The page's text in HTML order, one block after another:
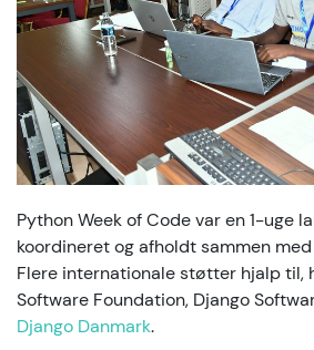
Python Week of Code var en 1-uge
koordineret og afholdt sammen
Flere internationale støtter hjalp til,
Software Foundation, Django
Django Danmark.